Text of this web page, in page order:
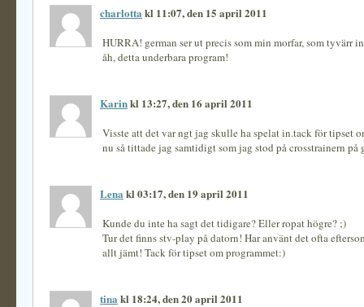
charlotta kl 11:07, den 15 april 2011
HURRA! german ser ut precis som min morfar, som tyvärr
åh, detta underbara program!
Karinkl 13:27, den 16 april 2011
Visste att det var ngt jag skulle ha spelat in.tack för tipset
nu så tittade jag samtidigt som jag stod på crosstrainern på
Lena kl 03:17, den 19 april 2011
Kunde du inte ha sagt det tidigare? Eller ropat högre? ;)
Tur det finns stv-play på datorn! Har använt det ofta
allt jämt! Tack för tipset om programmet:)
tina kl 18:24, den 20 april 2011